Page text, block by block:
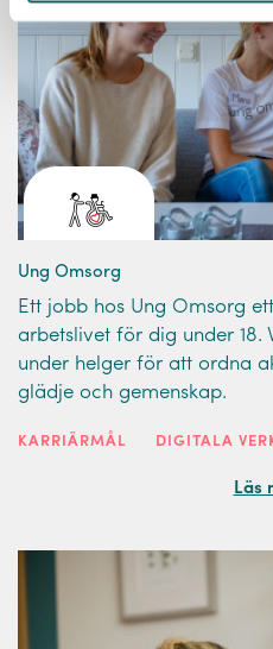
Ung Omsorg
Ett jobb hos Ung Omsorg
arbetslivet för dig under 18.
under helger för att ordna
glädje och gemenskap.
KARRIÄRMÅL DIGITALA
Läs